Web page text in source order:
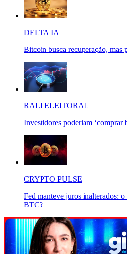
DELTA IA
Bitcoin busca recuperação, mas
RALI ELEITORAL
Investidores poderiam ‘comprar
CRYPTO PULSE
Fed manteve juros inalterados:
BTC?